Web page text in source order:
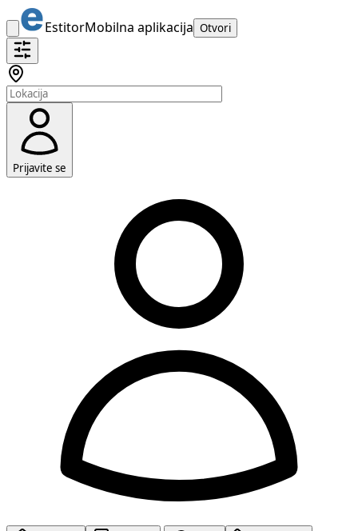
EstitorMobilna aplikacija Otvori
Prijavite se